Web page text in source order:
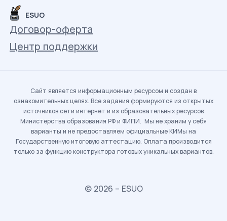
ESUO
Договор-оферта
Центр поддержки
Сайт является информационным ресурсом и создан в
ознакомительных целях. Все задания формируются из открытых
источников сети интернет и из образовательных ресурсов
Министерства образования РФ и ФИПИ. Мы не храним у себя
варианты и не предоставляем официальные КИМы на
Государственную итоговую аттестацию. Оплата производится
только за функцию конструктора готовых уникальных вариантов.
© 2026 – ESUO